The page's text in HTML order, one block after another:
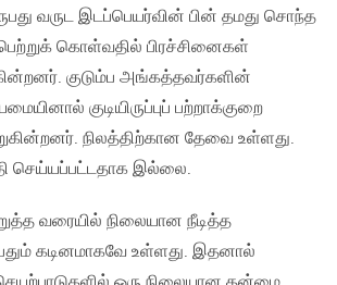
வருட இடப்பெயர்வின் பின் தமது சொந்த
கொள்வதில் பிரச்சினைகள்
குடும்ப அங்கத்தவர்களின்
குடியிருப்புப் பற்றாக்குறை
நிலத்திற்கான தேவை உள்ளது.
செய்யப்பட்டதாக இல்லை.
வரையில் நிலையான நீடித்த
கடினமாகவே உள்ளது. இதனால்